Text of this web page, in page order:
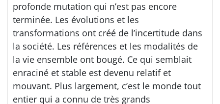
profonde mutation qui n’est pas encore
terminée. Les évolutions et les
transformations ont créé de l’incertitude dans
la société. Les références et les modalités de
la vie ensemble ont bougé. Ce qui semblait
enraciné et stable est devenu relatif et
mouvant. Plus largement, c’est le monde tout
entier qui a connu de très grands